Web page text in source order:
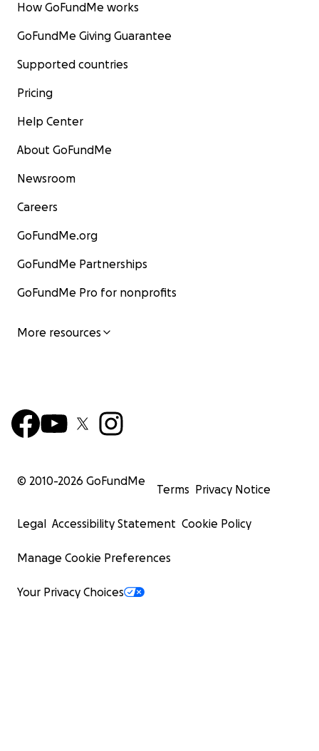
How GoFundMe works
GoFundMe Giving Guarantee
Supported countries
Pricing
Help Center
About GoFundMe
Newsroom
Careers
GoFundMe.org
GoFundMe Partnerships
GoFundMe Pro for nonprofits
More resources
© 2010-2026 GoFundMe
Terms Privacy Notice
Legal Accessibility Statement Cookie Policy
Manage Cookie Preferences
Your Privacy Choices